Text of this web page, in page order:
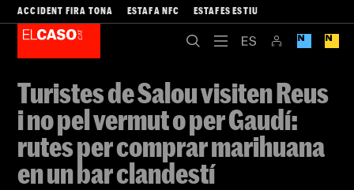
ACCIDENT FIRA TONA ESTAFA NFC ESTAFES ESTIU
Turistes de Salou visiten Reus
i no pel vermut o per Gaudí:
rutes per comprar marihuana
en un bar clandestí